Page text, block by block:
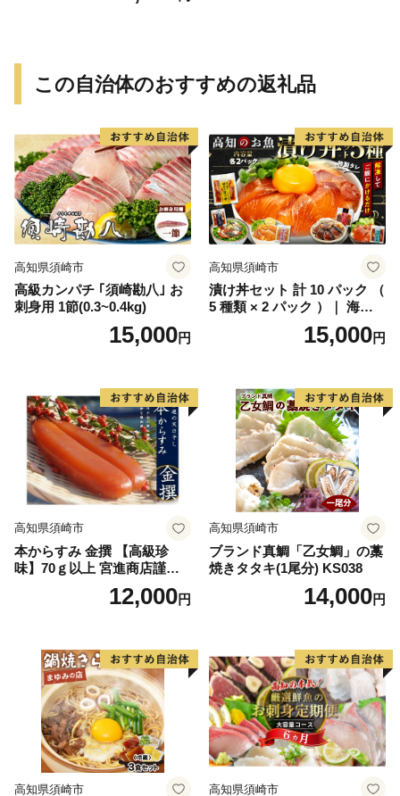
この自治体のおすすめの返礼品
高知県須崎市
高級カンパチ ｢須崎勘八｣ お
刺身用 1節(0.3~0.4kg)
15,000円
高知県須崎市
漬け丼セット 計 10 パック （
5 種類 × 2 パック ）｜ 海鮮
醤油 漬け 10 セット 藁焼き
鰹 タタキ かつお カツオ サバ
セット 惣菜 海鮮丼 お刺身 小
分け パック 国産 セット お茶
漬け 時短 簡単 お手軽 人気
惣菜 海の幸 刺し身 漬け 丼
加工品 冷凍 みなみ丸 高知県
須崎市 MM015_x2
15,000円
高知県須崎市
本からすみ 金撰 【高級珍
味】70ｇ以上 宮進商店謹製
12,000円
高知県須崎市
ブランド真鯛「乙女鯛」の藁
焼きタタキ(1尾分) KS038
14,000円
高知県須崎市 高知県須崎市